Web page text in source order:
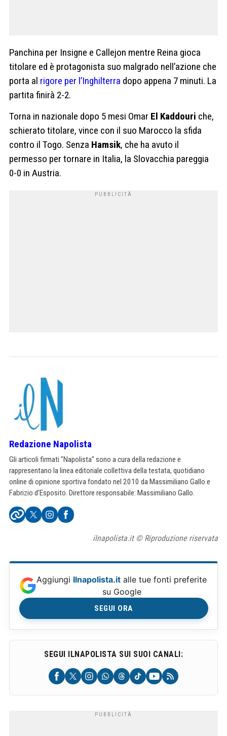
Panchina per Insigne e Callejon mentre Reina gioca
titolare ed è protagonista suo malgrado nell’azione che
porta al rigore per l’Inghilterra dopo appena 7 minuti. La
partita finirà 2-2.
Torna in nazionale dopo 5 mesi Omar El Kaddouri che,
schierato titolare, vince con il suo Marocco la sfida
contro il Togo. Senza Hamsik, che ha avuto il
permesso per tornare in Italia, la Slovacchia pareggia
0-0 in Austria.
Redazione Napolista
Gli articoli firmati "Napolista" sono a cura della redazione e
rappresentano la linea editoriale collettiva della testata, quotidiano
online di opinione sportiva fondato nel 2010 da Massimiliano Gallo e
Fabrizio d'Esposito. Direttore responsabile: Massimiliano Gallo.
ilnapolista.it © Riproduzione riservata
Aggiungi Ilnapolista.it alle tue fonti preferite
su Google
SEGUI ORA
SEGUI ILNAPOLISTA SUI SUOI CANALI: